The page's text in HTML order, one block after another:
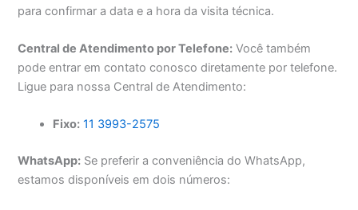
para confirmar a data e a hora da visita técnica.
Central de Atendimento por Telefone: Você também
pode entrar em contato conosco diretamente por telefone.
Ligue para nossa Central de Atendimento:
Fixo: 11 3993-2575
WhatsApp: Se preferir a conveniência do WhatsApp,
estamos disponíveis em dois números: